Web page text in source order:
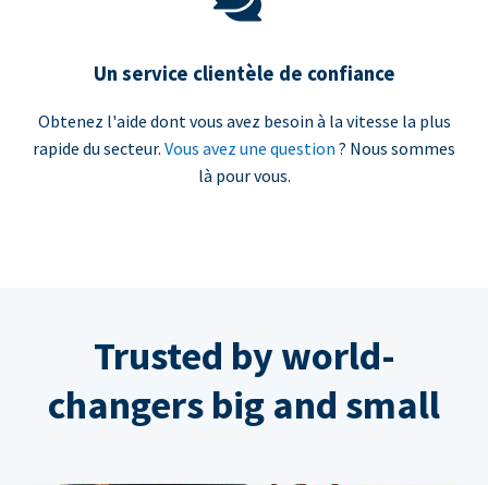
Un service clientèle de confiance
Obtenez l'aide dont vous avez besoin à la vitesse la plus
rapide du secteur. Vous avez une question ? Nous sommes
là pour vous.
Trusted by world-
changers big and small